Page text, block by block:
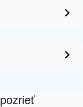
pozrieť